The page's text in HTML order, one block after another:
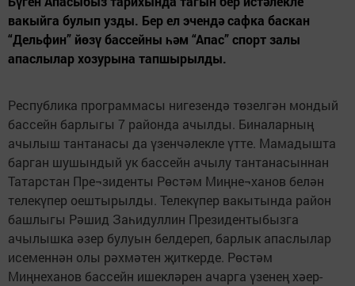
вакыйга булып узды. Бер ел эчендә сафка баскан
“Дельфин” йөзү бассейны һәм “Апас” спорт залы
апаслылар хозурына тапшырылды.
Республика программасы нигезендә төзелгән мондый
бассейн барлыгы 7 районда ачылды. Биналарның
ачылыш тантанасы да үзенчәлекле үтте. Мамадышта
барган шушындый ук бассейн ачылу тантанасыннан
Татарстан Пре¬зиденты Рөстәм Миңне¬ханов белән
телекүпер оештырылды. Телекүпер вакытында район
башлыгы Рәшид Заһидуллин Президентыбызга
ачылышка әзер булуын белдереп, барлык апаслылар
исеменнән олы рәхмәтен җиткерде. Рөстәм
Миңнеханов бассейн ишекләрен ачарга үзенең хәер-